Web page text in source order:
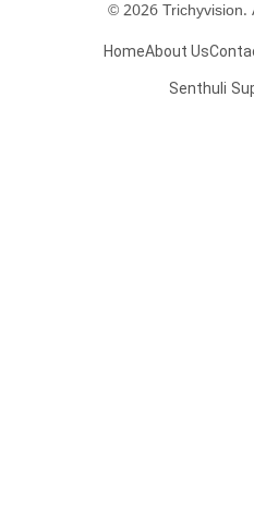
© 2026 Trichyvision.
HomeAbout Us
Senthuli